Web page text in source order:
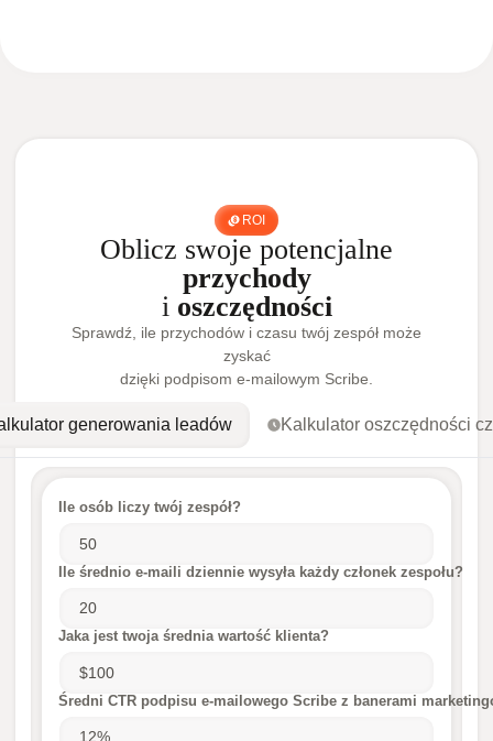
ROI
Oblicz swoje potencjalne
przychody
i oszczędności
Sprawdź, ile przychodów i czasu twój zespół może
zyskać
dzięki podpisom e-mailowym Scribe.
generowania leadów Kalkulator oszczędności
Ile osób liczy twój zespół?
Ile średnio e-maili dziennie wysyła każdy członek zespołu?
Jaka jest twoja średnia wartość klienta?
Średni CTR podpisu e-mailowego Scribe z banerami